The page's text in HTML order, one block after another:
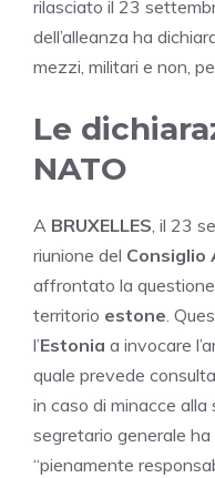
rilasciato il 23
dell’alleanza ha
mezzi, militari e non,
Le
NATO
A BRUXELLES, il 23
riunione del Consiglio
affrontato la questione
territorio estone.
l’Estonia a invocare
quale prevede
in caso di minacce alla
segretario generale
“pienamente